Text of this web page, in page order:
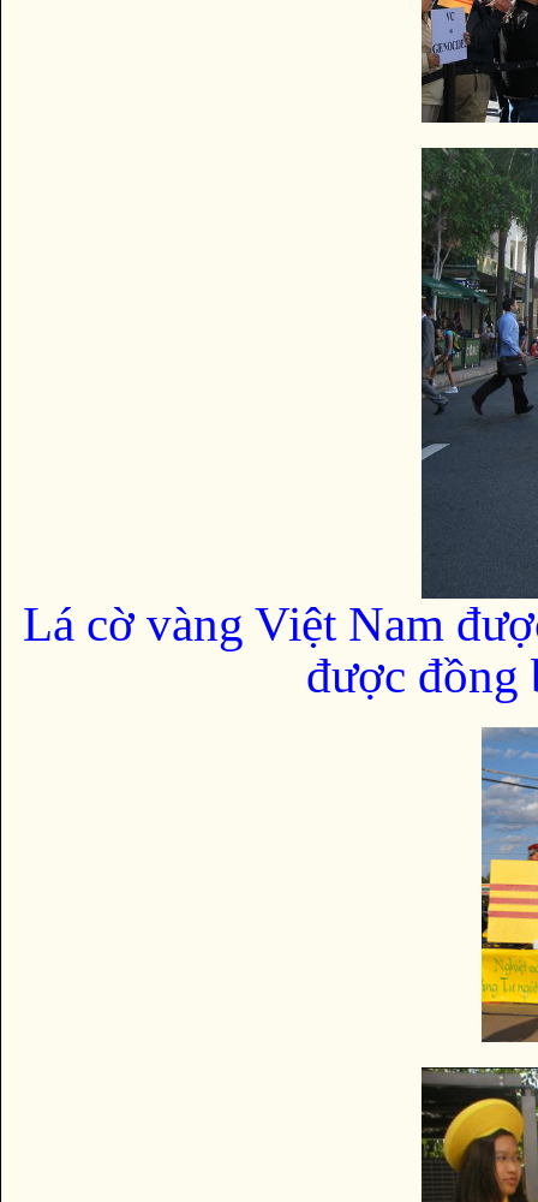
Lá cờ vàng Việt Nam
được đồng